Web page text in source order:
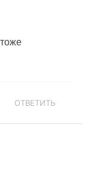
ОТВЕТИТЬ